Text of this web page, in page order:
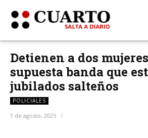
Detienen a dos
supuesta banda que
jubilados salteños
POLICIALES
1 de agosto, 2025